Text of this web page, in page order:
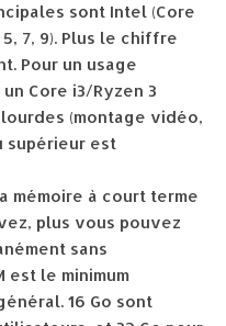
sont Intel (Core
5, 7, 9). Plus le chiffre
Pour un usage
Core i3/Ryzen 3
(montage vidéo,
supérieur est
mémoire à court terme
plus vous pouvez
sans
est le minimum
16 Go sont